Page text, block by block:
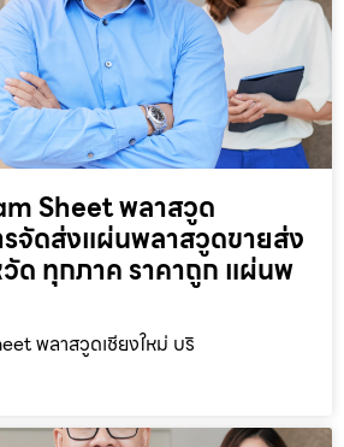
Sheet พลาสวูด
รจัดส่งแผ่นพลาสวูดขายส่ง
ด ทุกภาค ราคาถูก แผ่นพ
พลาสวูดเชียงใหม่ บริ